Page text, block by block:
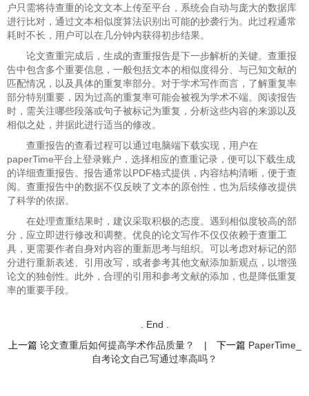
户只需将待查重的论文文本上传至平台，系统会自动与庞大的数据库
进行比对，通过文本相似度算法识别出可能的抄袭行为。此过程通常
耗时不长，用户可以在几分钟内获得初步结果。
论文查重完成后，生成的查重报告是下一步解析的关键。查重报
告中包含多个重要信息，一般包括文本的相似度得分、与已知文献的
匹配情况，以及具体的重复率部分。对于学术写作而言，了解重复率
部分特别重要，因为过高的重复率可能会被视为学术不端。阅读报告
时，需关注哪些段落或句子被标记为重复，分析这些内容的来源以及
相似之处，并据此进行适当的修改。
查重报告的查看过程可以通过电脑端下载实现，用户在
paperTime平台上登录账户，选择相应的查重记录，便可以下载生成
的详细查重报告。报告通常以PDF格式提供，内容结构清晰，便于查
阅。查重报告中的数据不仅反映了文本的原创性，也为后续修改提供
了科学的依据。
在处理查重结果时，建议采取积极的态度。遇到相似度较高的部
分，应立即进行修改和调整。优良的论文写作不仅仅依赖于查重工
具，更需要作者自身对内容的重新思考与组织。可以考虑对标记的部
分进行重新表述、引用改写，或者参考其他文献添加新观点，以增强
论文的独创性。此外，合理的引用和参考文献的添加，也是降低重复
率的重要手段。
. End .
上一篇 论文查重后如何提高学术作品质量？ | 下一篇 PaperTime_
自考论文自己写通过率高吗？